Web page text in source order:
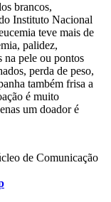
brancos,
Instituto Nacional
teve mais de
palidez,
na pele ou pontos
perda de peso,
também frisa a
é muito
um doador é
de Comunicação